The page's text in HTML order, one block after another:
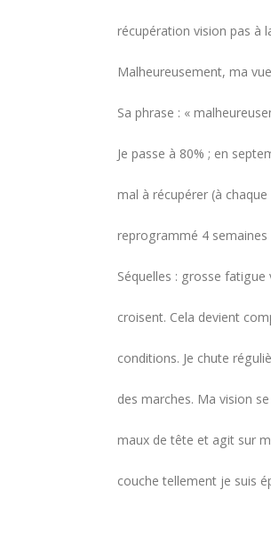
récupération vision pas à
Malheureusement, ma
Sa phrase : «
Je passe à 80% ; en
mal à récupérer (à
reprogrammé 4 semaines
Séquelles : grosse fatigue
croisent. Cela devient
conditions. Je chute
des marches. Ma vision
maux de tête et agit sur
couche tellement je suis